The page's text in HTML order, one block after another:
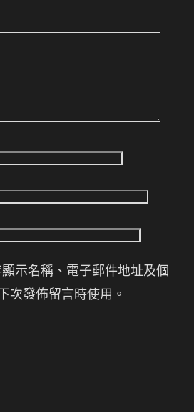
示名稱、電子郵件地址及個
次發佈留言時使用。